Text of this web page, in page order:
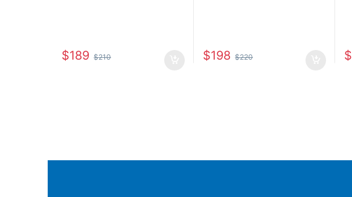
$189 $210 $198 $220 $